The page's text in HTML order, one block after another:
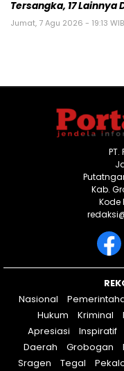
Tersangka, 17 Lainnya
Jumat, 7 Agu 2026 - 19:13 WIB
Kab.
Kode
Nasional
Hukum
Kriminal
Apresiasi
Inspiratif
Daerah
Grobogan
Sragen
Tegal